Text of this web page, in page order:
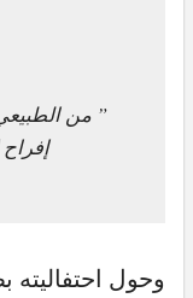
” من
وحول